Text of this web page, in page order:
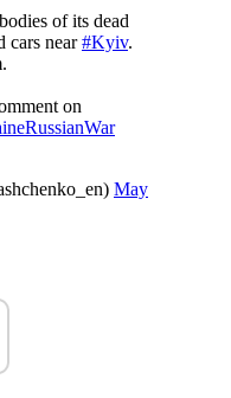
of its dead
cars near#Kyiv.
on
May